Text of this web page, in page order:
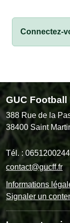
Connectez-
GUC Football
388 Rue de la
38400 Saint
Tél. : 0651200244
contact@gucff.fr
Informations
Signaler un